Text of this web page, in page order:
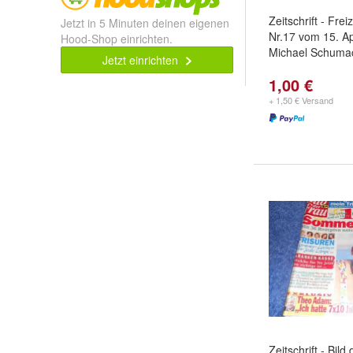
Jetzt in 5 Minuten deinen eigenen
Hood-Shop einrichten.
Jetzt einrichten
Zeitschrift -
Nr.17 vom 15.
Michael
1,00 €
+ 1,50 € Versand
Zeitschrift - Bild